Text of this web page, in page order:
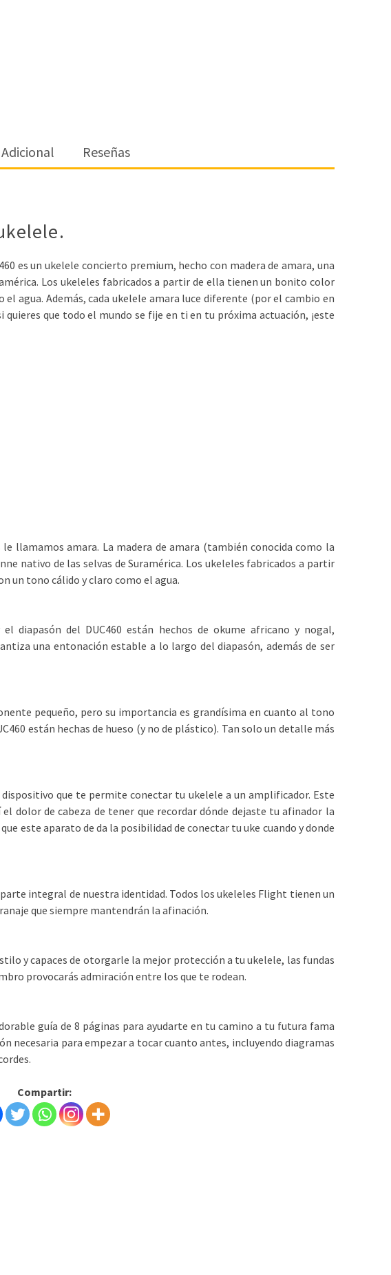
Reseñas
es un ukelele concierto premium, hecho con madera de amara, una
Los ukeleles fabricados a partir de ella tienen un bonito color
agua. Además, cada ukelele amara luce diferente (por el cambio en
que todo el mundo se fije en ti en tu próxima actuación, ¡este
llamamos amara. La madera de amara (también conocida como la
nativo de las selvas de Suramérica. Los ukeleles fabricados a partir
un tono cálido y claro como el agua.
diapasón del DUC460 están hechos de okume africano y nogal,
una entonación estable a lo largo del diapasón, además de ser
pequeño, pero su importancia es grandísima en cuanto al tono
están hechas de hueso (y no de plástico). Tan solo un detalle más
que te permite conectar tu ukelele a un amplificador. Este
dolor de cabeza de tener que recordar dónde dejaste tu afinador la
este aparato de da la posibilidad de conectar tu uke cuando y donde
integral de nuestra identidad. Todos los ukeleles Flight tienen un
que siempre mantendrán la afinación.
y capaces de otorgarle la mejor protección a tu ukelele, las fundas
provocarás admiración entre los que te rodean.
guía de 8 páginas para ayudarte en tu camino a tu futura fama
necesaria para empezar a tocar cuanto antes, incluyendo diagramas
Compartir: